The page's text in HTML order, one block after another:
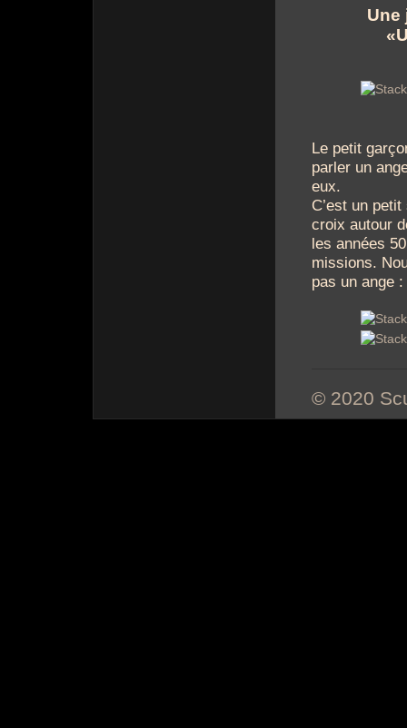
Une
Le petit
parler un
eux.
C’est un
croix autour
les années
missions.
pas un ange
© 2020